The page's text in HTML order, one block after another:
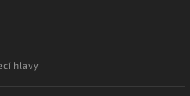
hlavy